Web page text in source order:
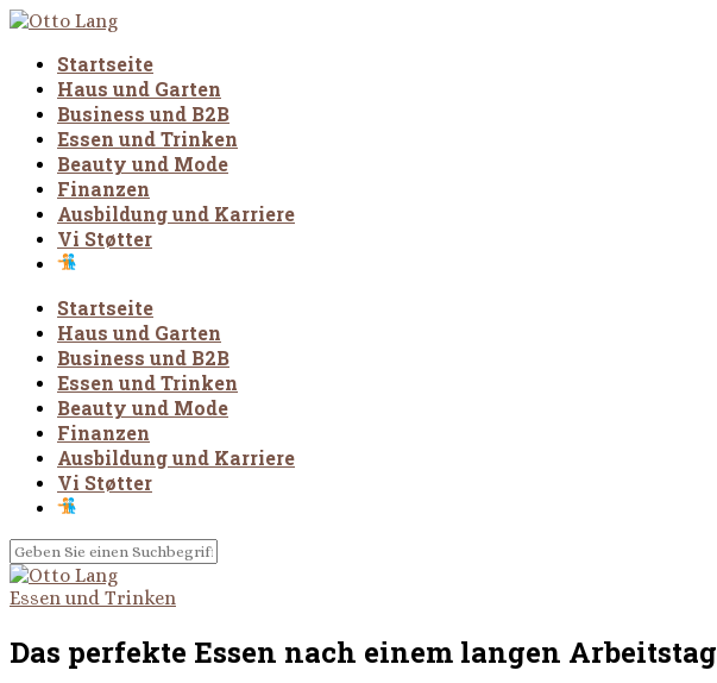
Startseite
Haus und Garten
Business und B2B
Essen und Trinken
Beauty und Mode
Finanzen
Ausbildung und Karriere
Vi Støtter
Startseite
Haus und Garten
Business und B2B
Essen und Trinken
Beauty und Mode
Finanzen
Ausbildung und Karriere
Vi Støtter
Essen und Trinken
Das perfekte Essen nach einem langen Arbeitstag